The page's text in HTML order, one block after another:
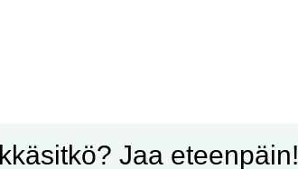
Jaa eteenpäin!